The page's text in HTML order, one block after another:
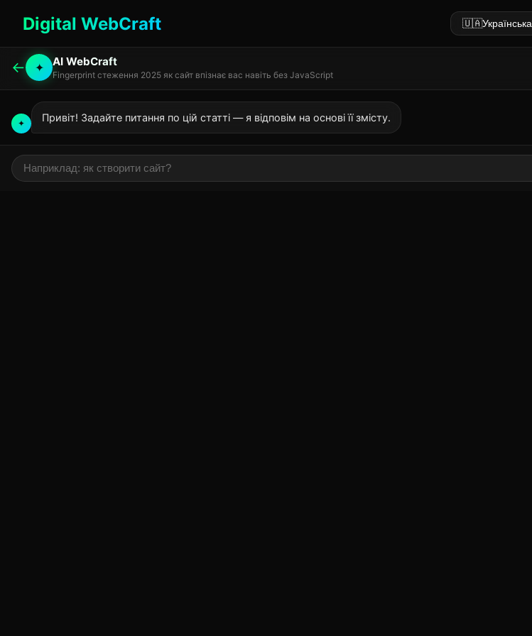
Digital WebCraft 🇺🇦Українська
← ✦ AI WebCraft
Fingerprint стеження 2025 як сайт впізнає вас навіть без JavaScript
✦ Привіт! Задайте питання по цій статті — я відповім на основі її змісту.